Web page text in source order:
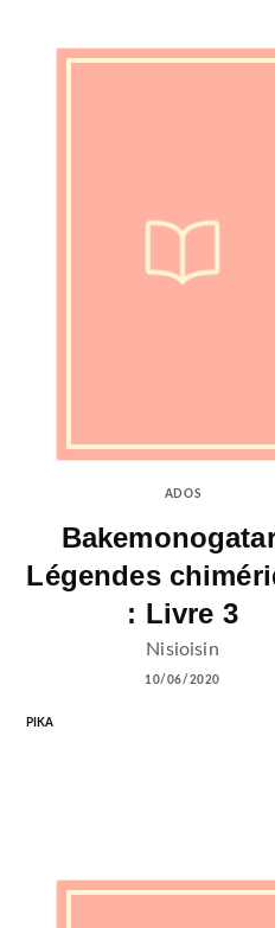
ADOS
Légendes
: Livre 3
Nisioisin
10/06/2020
PIKA